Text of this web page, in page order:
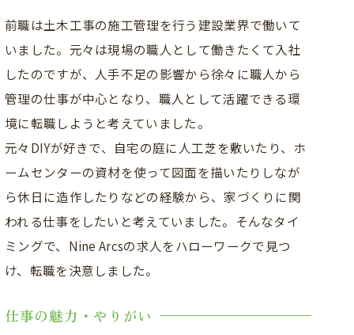
前職は土木工事の施工管理を行う建設業界で働いて
いました。元々は現場の職人として働きたくて入社
したのですが、人手不足の影響から徐々に職人から
管理の仕事が中心となり、職人として活躍できる環
境に転職しようと考えていました。
元々DIYが好きで、自宅の庭に人工芝を敷いたり、ホ
ームセンターの資材を使って図面を描いたりしなが
ら休日に造作したりなどの経験から、家づくりに関
われる仕事をしたいと考えていました。そんなタイ
ミングで、Nine Arcsの求人をハローワークで見つ
け、転職を決意しました。
仕事の魅力・やりがい